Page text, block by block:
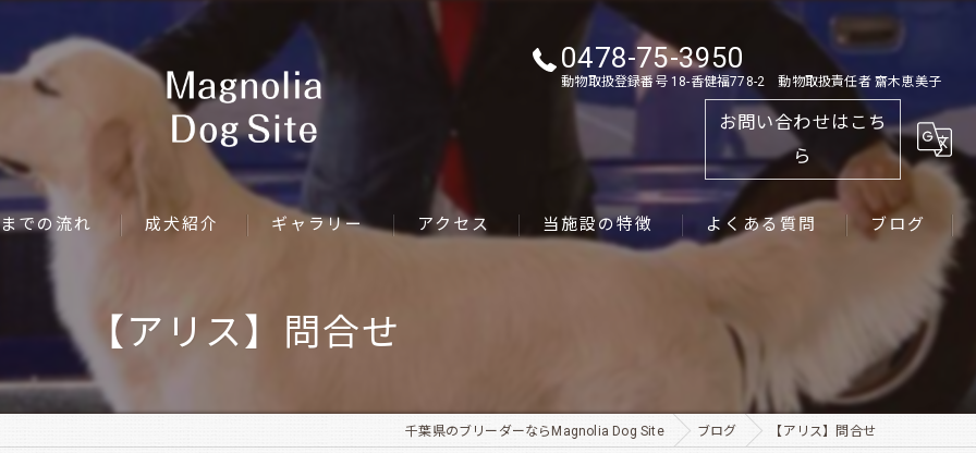
0478-75-3950
動物取扱登録番号 18-香健福778-2 動物取扱責任者 齋木恵美子
お問い合わせはこち
ら
での流れ 成犬紹介 ギャラリー アクセス 当施設の特徴 よくある質問 ブログ
【アリス】問合せ
千葉県のブリーダーならMagnolia Dog Site ブログ 【アリス】問合せ